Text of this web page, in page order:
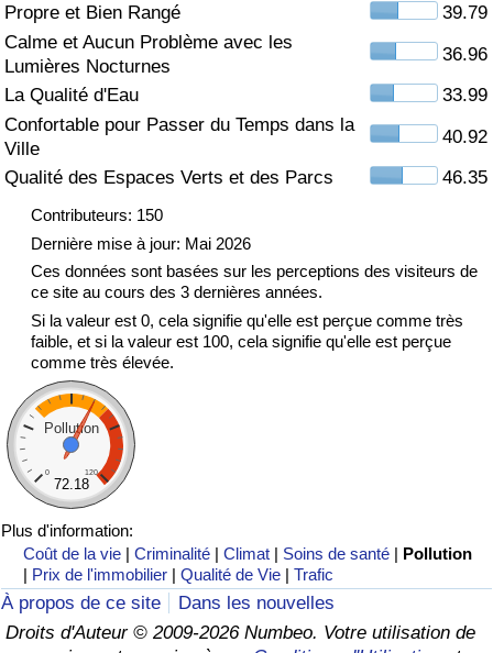
Propre et Bien Rangé
39.79
Calme et Aucun Problème avec les
Lumières Nocturnes
36.96
La Qualité d'Eau
33.99
Confortable pour Passer du Temps dans la
Ville
40.92
Qualité des Espaces Verts et des Parcs
46.35
Contributeurs: 150
Dernière mise à jour: Mai 2026
Ces données sont basées sur les perceptions des visiteurs de
ce site au cours des 3 dernières années.
Si la valeur est 0, cela signifie qu'elle est perçue comme très
faible, et si la valeur est 100, cela signifie qu'elle est perçue
comme très élevée.
Pollution
0 120
72.18
Plus d'information:
Coût de la vie |Criminalité |Climat | Soins de santé | Pollution
| Prix de l'immobilier |Qualité de Vie |Trafic
À propos de ce site
Dans les nouvelles
Droits d'Auteur © 2009-2026 Numbeo. Votre utilisation de
Indice de pollution
Indice de Pollution par Pays
Trafic
Indice de Trafic
Indice de Trafic (Actuel)
Indice de Trafic par Pays